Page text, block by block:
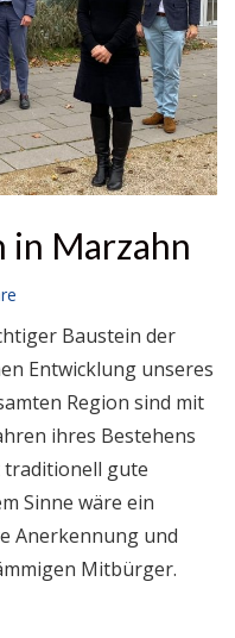
in Marzahn
Baustein der
Entwicklung unseres
Region sind mit
ihres Bestehens
traditionell gute
Sinne wäre ein
Anerkennung und
Mitbürger.